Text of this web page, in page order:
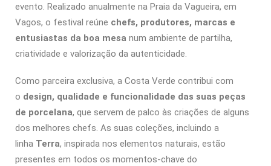
evento. Realizado anualmente na Praia da Vagueira, em
Vagos, o festival reúne chefs, produtores, marcas e
entusiastas da boa mesa num ambiente de partilha,
criatividade e valorização da autenticidade.
Como parceira exclusiva, a Costa Verde contribui com
o design, qualidade e funcionalidade das suas peças
de porcelana, que servem de palco às criações de alguns
dos melhores chefs. As suas coleções, incluindo a
linha Terra, inspirada nos elementos naturais, estão
presentes em todos os momentos-chave do